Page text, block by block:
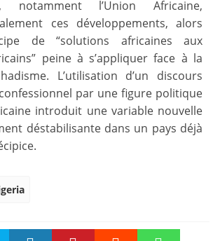
notamment l’Union Africaine,
ces développements, alors
de “solutions africaines aux
peine à s’appliquer face à la
L’utilisation d’un discours
par une figure politique
introduit une variable nouvelle
déstabilisante dans un pays déjà